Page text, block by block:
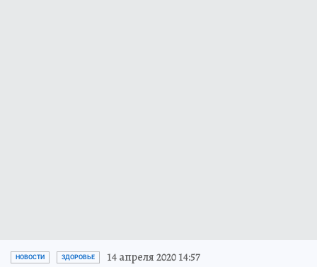
НОВОСТИ ЗДОРОВЬЕ 14 апреля 2020 14:57